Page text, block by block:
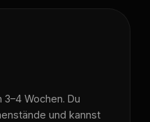
Wochen. Du
und kannst